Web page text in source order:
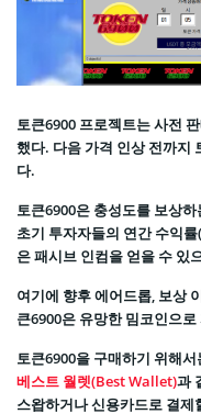
토큰6900 프로젝트는 사전
했다. 다음 가격 인상 전까지
다.
토큰6900은 충성도를 보상
초기 투자자들의 연간 수익
은 패시브 인컴을 얻을 수 있
여기에 향후 에어드롭, 보상
큰6900은 유망한 밈코인으
토큰6900을 구매하기 위해서
베스트 월렛(Best Wallet)과
스왑하거나 신용카드로 결